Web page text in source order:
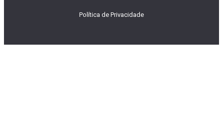
Política de Privacidade